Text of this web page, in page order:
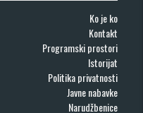
Ko je ko
Kontakt
Programski prostori
Istorijat
Politika privatnosti
Javne nabavke
Narudžbenice